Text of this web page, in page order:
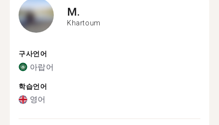
M.
Khartoum
구사언어
아랍어
학습언어
영어